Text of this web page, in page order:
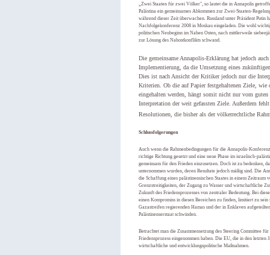
„Zwei Staaten für zwei Völker", so lautet die in Annapolis
Palästina ein gemeinsames Abkommen zur Zwei-Staaten-
während dieser Zeit überwachen. Russland unter Präsident
Nachfolgekonferenz 2008 in Moskau eingeladen. Die wohl
politischen Neubeginn im Nahen Osten, nach mittlerweile
zur Lösung des Nahostkonflikts schwand.
Die gemeinsame Annapolis-Erklärung hat jedoch
Implementierung, da die Umsetzung eines
Dies ist nach Ansicht der Kritiker jedoch nur die
Kriterien. Ob die auf Papier festgehaltenen Ziele, wie
eingehalten werden, hängt somit nicht nur vom
Interpretation der weit gefassten Ziele. Außerdem
Resolutionen, die bisher als der völkerrechtliche
Schlussfolgerungen
Auch wenn die Rahmenbedingungen für die Annapolis-
richtige Richtung gesetzt und eine neue Phase im israelisch-
gemeinsam für den Frieden einzusetzen. Doch ist zu bedenken,
unternommen wurden, deren Resultate jedoch mäßig sind. Die
die Schaffung eines palästinensischen Staates in einem
Grenzstreitigkeiten, der Zugang zu Wasser und wirtschaftliche
Zukunft des Friedensprozesses von zentraler Bedeutung. Bei
einen Kompromiss in diesen Bereichen zu finden, limitiert zu
Gazastreifen regierenden Hamas und der in Enklaven
Palästinenserstaat schwinden.
Betrachtet man die Zusammensetzung des Steering Committee
Friedensprozess eingenommen haben. Die EU, die in den
wirtschaftliche und entwicklungspolitische Maßnahmen.